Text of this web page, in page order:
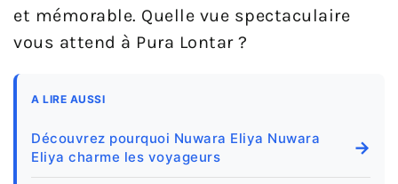
et mémorable. Quelle vue spectaculaire
vous attend à Pura Lontar ?
A LIRE AUSSI
Découvrez pourquoi Nuwara Eliya Nuwara
Eliya charme les voyageurs
→